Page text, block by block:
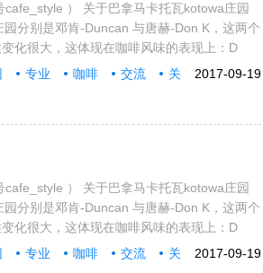
） 关于巴拿马卡托瓦kotowa庄园
分别是邓肯-Duncan 与唐赫-Don K，这两个
化很大，这体现在咖啡风味的表现上：D
2017-09-19
专业 咖啡 交流 关
） 关于巴拿马卡托瓦kotowa庄园
分别是邓肯-Duncan 与唐赫-Don K，这两个
化很大，这体现在咖啡风味的表现上：D
2017-09-19
专业 咖啡 交流 关